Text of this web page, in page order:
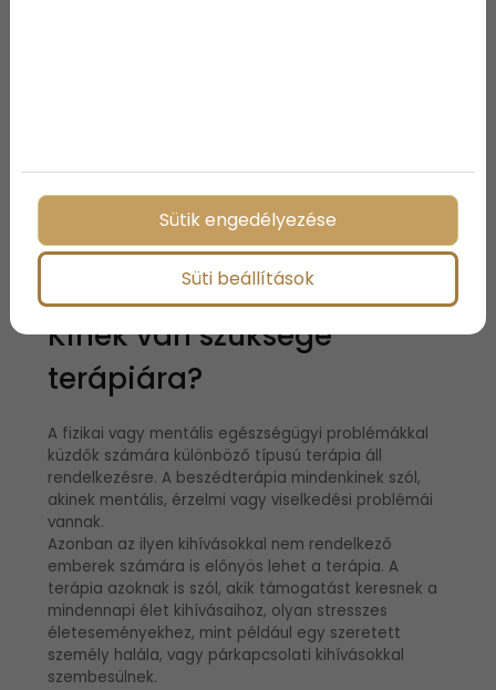
fogja tudni kezelni a stresszt és a kisugárzása is
Kinek van szüksége
terápiára?
A fizikai vagy mentális egészségügyi problémákkal
küzdők számára különböző típusú terápia áll
rendelkezésre. A beszédterápia mindenkinek szól,
akinek mentális, érzelmi vagy viselkedési problémái
vannak.
Azonban az ilyen kihívásokkal nem rendelkező
emberek számára is előnyös lehet a terápia. A
terápia azoknak is szól, akik támogatást keresnek a
mindennapi élet kihívásaihoz, olyan stresszes
életeseményekhez, mint például egy szeretett
személy halála, vagy párkapcsolati kihívásokkal
szembesülnek.
Sütik engedélyezése
Süti beállítások